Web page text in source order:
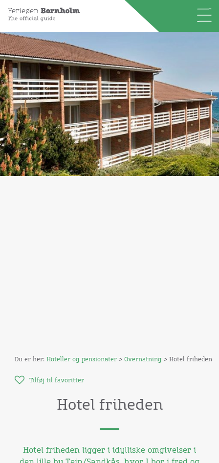
Du er her: Hoteller og pensionater > Overnatning > Hotel friheden
Tilføj til favoritter
Hotel friheden
Hotel friheden ligger i idylliske omgivelser i